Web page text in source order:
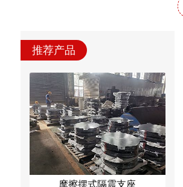
推荐产品
摩擦摆式隔震支座